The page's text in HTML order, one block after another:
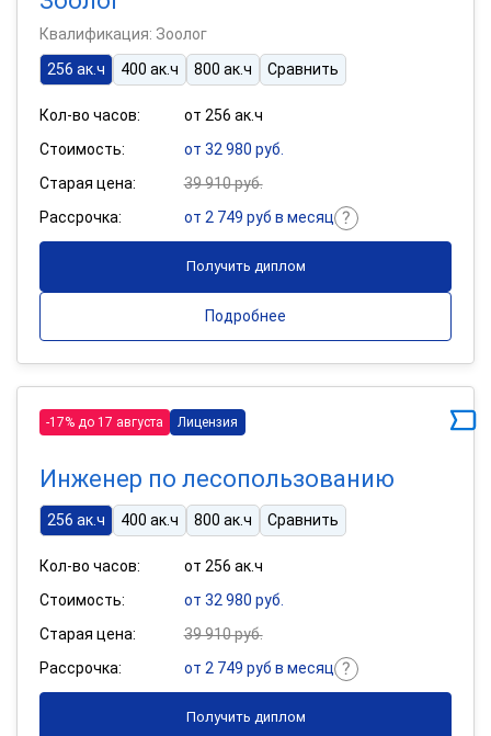
Квалификация: Зоолог
256 ак.ч
400 ак.ч 800 ак.ч Сравнить
Кол-во часов:
от 256 ак.ч
Стоимость:
от 32 980 руб.
Старая цена:
39 910 руб.
Рассрочка:
от 2 749 руб в месяц
Получить диплом
Подробнее
-17% до 17 августа Лицензия
Инженер по лесопользованию
256 ак.ч 400 ак.ч 800 ак.ч Сравнить
Кол-во часов:
от 256 ак.ч
Стоимость:
от 32 980 руб.
Старая цена:
39 910 руб.
Рассрочка:
от 2 749 руб в месяц
Получить диплом